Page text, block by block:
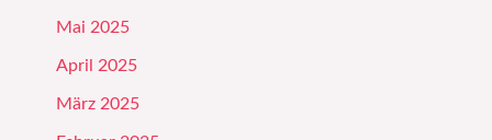
Mai 2025
April 2025
März 2025